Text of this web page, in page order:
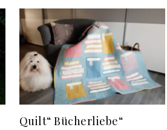
Quilt“ Bücherliebe“